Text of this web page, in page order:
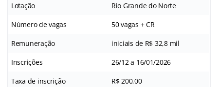
Lotação Rio Grande do Norte
Número de vagas 50 vagas + CR
Remuneração iniciais de R$ 32,8 mil
Inscrições 26/12 a 16/01/2026
Taxa de inscrição R$ 200,00